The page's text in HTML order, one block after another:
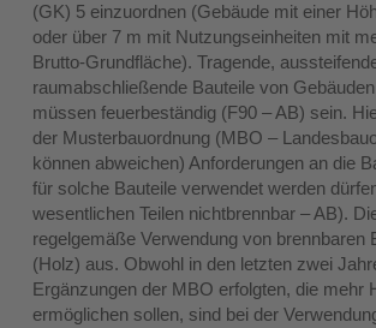
(GK) 5 einzuordnen (Gebäude mit einer
oder über 7 m mit Nutzungseinheiten mit
Brutto-Grundfläche). Tragende,
raumabschließende Bauteile von
müssen feuerbeständig (F90 – AB) sein.
der Musterbauordnung (MBO –
können abweichen) Anforderungen an die
für solche Bauteile verwendet werden
wesentlichen Teilen nichtbrennbar – AB).
regelgemäße Verwendung von brennbaren
(Holz) aus. Obwohl in den letzten zwei
Ergänzungen der MBO erfolgten, die mehr
ermöglichen sollen, sind bei der